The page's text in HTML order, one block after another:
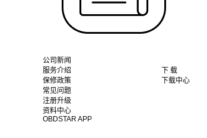
公司新闻
服务介绍
保修政策
常见问题
注册升级
资料中心
OBDSTAR APP
下 载
下载中心